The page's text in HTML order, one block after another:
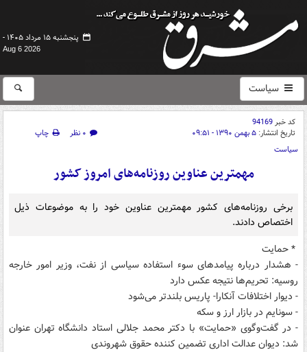
پنجشنبه ۱۵ مرداد ۱۴۰۵ -
Aug 6 2026
سیاست
کد خبر94169
تاریخ انتشار: ۵ بهمن ۱۳۹۰ - ۰۹:۵۱ ۰ نظر
چاپ
سیاست
مهمترین عناوین روزنامه‌های امروز کشور
برخی روزنامه‌های کشور مهمترین عناوین خود را به موضوعات ذیل
اختصاص دادند.
* حمایت
- هشدار درباره پیامدهای سوء استفاده سیاسی از نفت، وزیر امور خارجه
روسیه: تحریم‌ها نتیجه عکس دارد
- دیوار اختلافات آنکارا- پاریس بلندتر می‌شود
- سونایم در بازار ارز و سکه
- در گفت‌وگوی «حمایت» با دکتر محمد جلالی استاد دانشگاه تهران عنوان
شد: دیوان عدالت اداری تضمین کننده حقوق شهروندی